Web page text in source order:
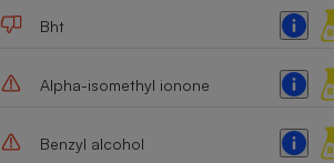
Bht
Alpha-isomethyl ionone
Benzyl alcohol